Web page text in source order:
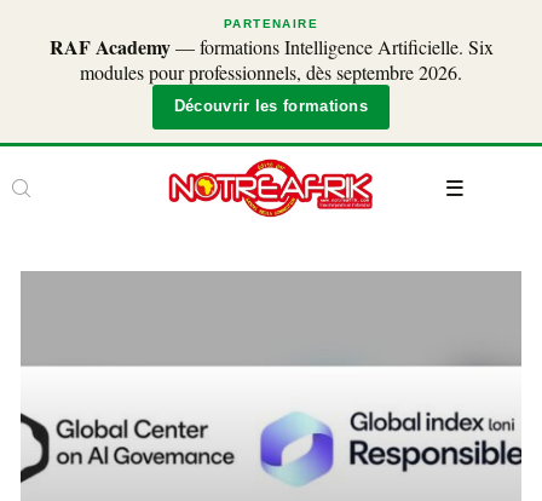
PARTENAIRE
RAF Academy— formations Intelligence Artificielle. Six
modules pour professionnels, dès septembre 2026.
Découvrir les formations